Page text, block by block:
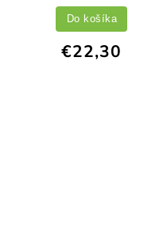
€22,30
Do košíka